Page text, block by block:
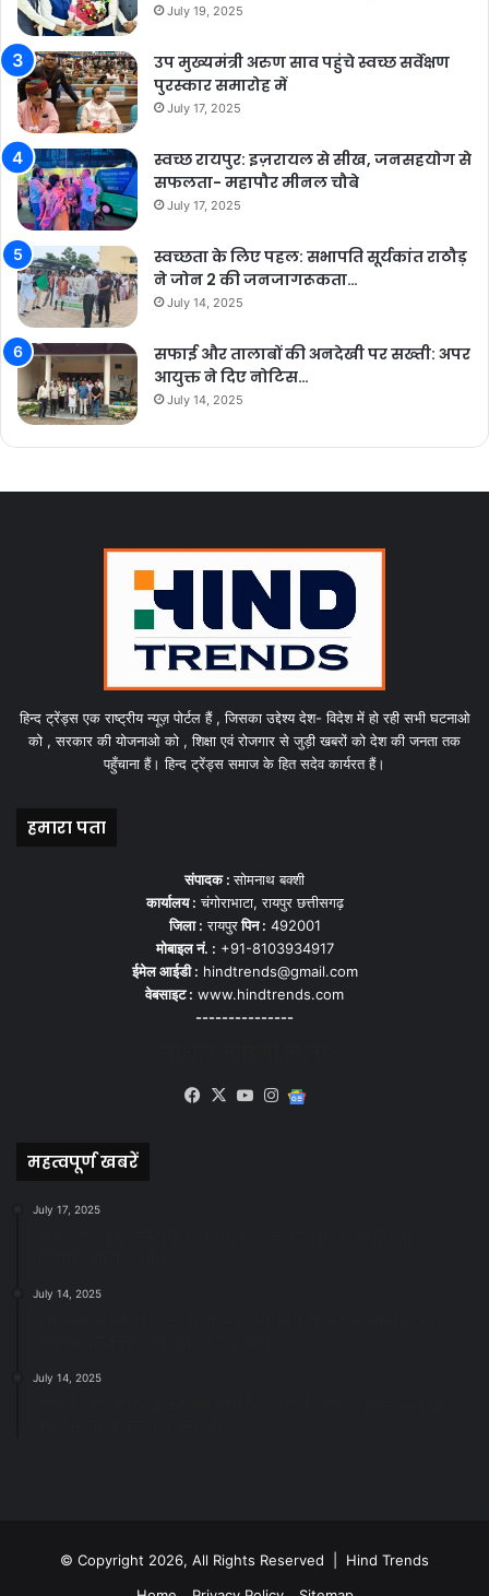
July 19, 2025
उप मुख्यमंत्री अरुण साव पहुंचे स्वच्छ सर्वेक्षण
पुरस्कार समारोह में
July 17, 2025
स्वच्छ रायपुर: इज़रायल से सीख, जनसहयोग से
सफलता- महापौर मीनल चौबे
July 17, 2025
स्वच्छता के लिए पहल: सभापति सूर्यकांत राठौड़
ने जोन 2 की जनजागरूकता…
July 14, 2025
सफाई और तालाबों की अनदेखी पर सख्ती: अपर
आयुक्त ने दिए नोटिस…
July 14, 2025
हिन्द ट्रेंड्स एक राष्ट्रीय न्यूज़ पोर्टल हैं , जिसका उद्देश्य देश- विदेश में हो रही सभी घटनाओ
को , सरकार की योजनाओ को , शिक्षा एवं रोजगार से जुड़ी खबरों को देश की जनता तक
पहुँचाना हैं। हिन्द ट्रेंड्स समाज के हित सदेव कार्यरत हैं।
हमारा पता
संपादक :सोमनाथ बक्शी
कार्यालय : चंगोराभाटा, रायपुर छत्तीसगढ़
जिला : रायपुरपिन : 492001
मोबाइल नं. : +91-8103934917
ईमेल आईडी : hindtrends@gmail.com
वेबसाइट : www.hindtrends.com
---------------
Facebook
X YouTubeInstagram
महत्वपूर्ण खबरें
July 17, 2025
July 14, 2025
July 14, 2025
© Copyright 2026, All Rights Reserved | Hind Trends